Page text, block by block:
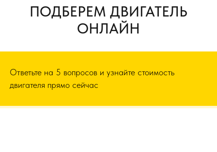
ПОДБЕРЕМ ДВИГАТЕЛЬ
ОНЛАЙН
Ответьте на 5 вопросов и узнайте стоимость
двигателя прямо сейчас